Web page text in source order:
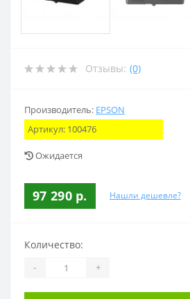
Отзывы: (0)
Производитель: EPSON
Артикул: 100476
Ожидается
97 290 р. Нашли дешевле?
Количество:
- +